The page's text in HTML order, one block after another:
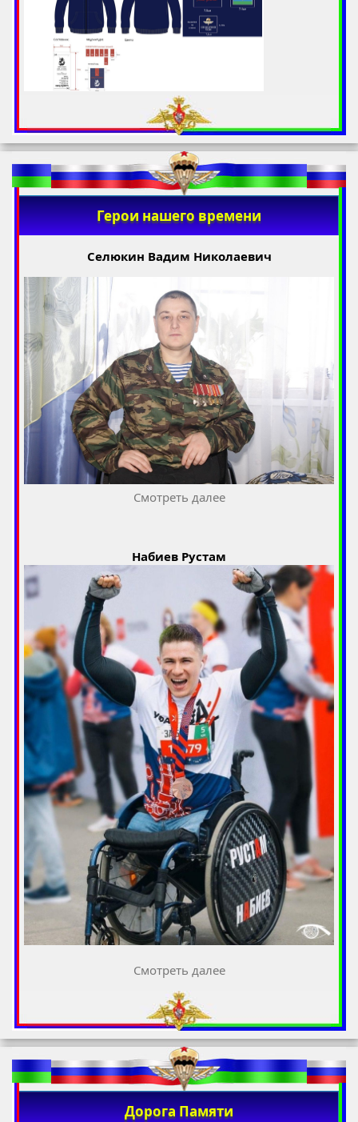
Герои нашего времени
Селюкин Вадим Николаевич
Смотреть далее
Набиев Рустам
Смотреть далее
Дорога Памяти